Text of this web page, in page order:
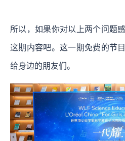
所以，如果你对以上两个问题
这期内容吧。这一期免费的节
给身边的朋友们。